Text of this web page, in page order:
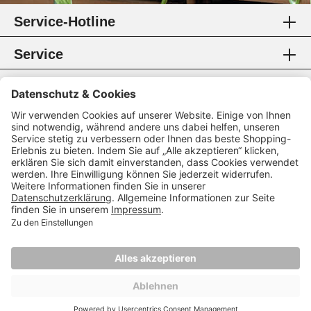
Service-Hotline
Service
Information
Rechtliches
Zahlungsmethoden
Zertifikate
Folgen Sie uns
* Alle Preise inkl. gesetzl. Mehrwertsteuer.